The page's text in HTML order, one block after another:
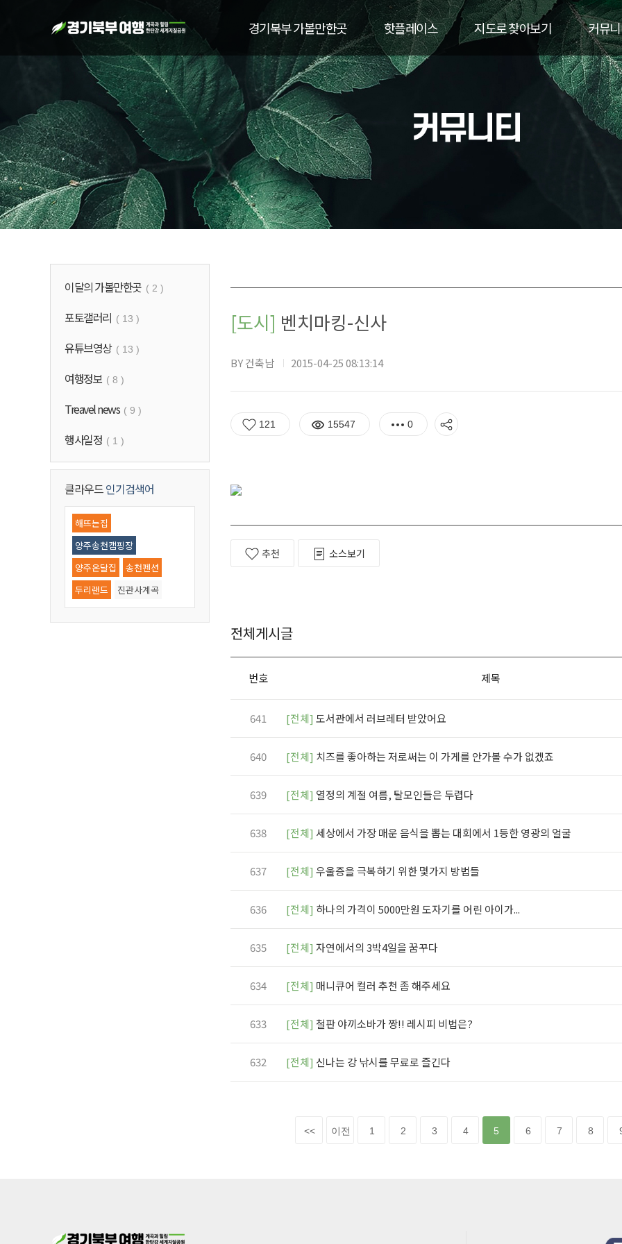
경기북부 가볼만한곳 핫플레이스 지도로 찾아보기 커뮤
이달의 가볼만한곳 ( 2 )
포토갤러리 ( 13 )
유튜브영상 ( 13 )
여행정보 ( 8 )
Treavel news ( 9 )
행사일정 ( 1 )
클라우드인기검색어
해뜨는집
양주송천캠핑장
양주온달집
송천펜션
두리랜드
진관사계곡
우이동계곡
기산저수지
[도시] 벤치마킹-신사
BY 건축남 2015-04-25 08:13:14
121 15547 0
추천 소스보기
전체게시글
번호 제목
641 [전체] 도서관에서 러브레터 받았어요
640 [전체] 치즈를 좋아하는 저로써는 이 가게를 안가볼 수가 없겠죠
639 [전체] 열정의 계절 여름, 탈모인들은 두렵다
638 [전체] 세상에서 가장 매운 음식을 뽑는 대회에서 1등한 영광의 얼굴
637 [전체] 우울증을 극복하기 위한 몇가지 방법들
636 [전체] 하나의 가격이 5000만원 도자기를 어린 아이가...
635 [전체] 자연에서의 3박4일을 꿈꾸다
634 [전체] 매니큐어 컬러 추천 좀 해주세요
633 [전체] 철판 야끼소바가 짱!! 레시피 비법은?
632 [전체] 신나는 강 낚시를 무료로 즐긴다
<< 이전 1 2 3 4 5 6 7 8